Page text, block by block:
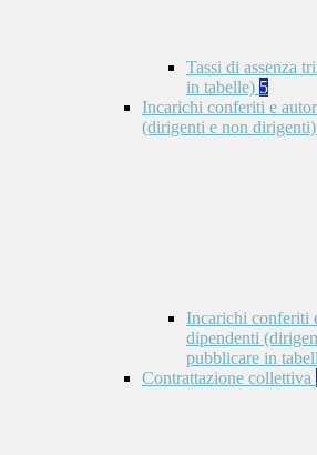
Tassi di assenza
in tabelle) 5
Incarichi conferiti e
(dirigenti e non dirigenti)
Incarichi conferiti
dipendenti
pubblicare in
Contrattazione collettiva